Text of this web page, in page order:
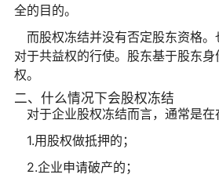
全的目的。
而股权冻结并没有否定股东资格
对于共益权的行使。股东基于股东
权。
二、什么情况下会股权冻结
对于企业股权冻结而言，通常是在
1.用股权做抵押的；
2.企业申请破产的；